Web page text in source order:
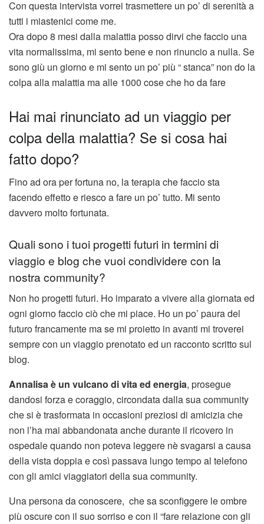
Con questa intervista vorrei trasmettere un po’ di serenità a
tutti i miastenici come me.
Ora dopo 8 mesi dalla malattia posso dirvi che faccio una
vita normalissima, mi sento bene e non rinuncio a nulla. Se
sono giù un giorno e mi sento un po’ più “ stanca” non do la
colpa alla malattia ma alle 1000 cose che ho da fare
Hai mai rinunciato ad un viaggio per
colpa della malattia? Se si cosa hai
fatto dopo?
Fino ad ora per fortuna no, la terapia che faccio sta
facendo effetto e riesco a fare un po’ tutto. Mi sento
davvero molto fortunata.
Quali sono i tuoi progetti futuri in termini di
viaggio e blog che vuoi condividere con la
nostra community?
Non ho progetti futuri. Ho imparato a vivere alla giornata ed
ogni giorno faccio ciò che mi piace. Ho un po’ paura del
futuro francamente ma se mi proietto in avanti mi troverei
sempre con un viaggio prenotato ed un racconto scritto sul
blog.
Annalisa è un vulcano di vita ed energia, prosegue
dandosi forza e coraggio, circondata dalla sua community
che si è trasformata in occasioni preziosi di amicizia che
non l’ha mai abbandonata anche durante il ricovero in
ospedale quando non poteva leggere nè svagarsi a causa
della vista doppia e così passava lungo tempo al telefono
con gli amici viaggiatori della sua community.
Una persona da conoscere, che sa sconfiggere le ombre
più oscure con il suo sorriso e con il “fare relazione con gli